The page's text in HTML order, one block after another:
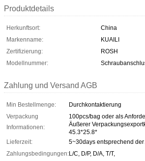
Produktdetails
Herkunftsort:
China
Markenname:
KUAILI
Zertifizierung:
ROSH
Modellnummer:
Zahlung und Versand AGB
Min Bestellmenge:
Durchkontaktierung
Verpackung
Informationen:
100pcs/bag oder als
Äußerer
45.3*25.8*
Lieferzeit:
5~30days entsprechend
Zahlungsbedingungen:L/C, D/P, D/A, T/T,